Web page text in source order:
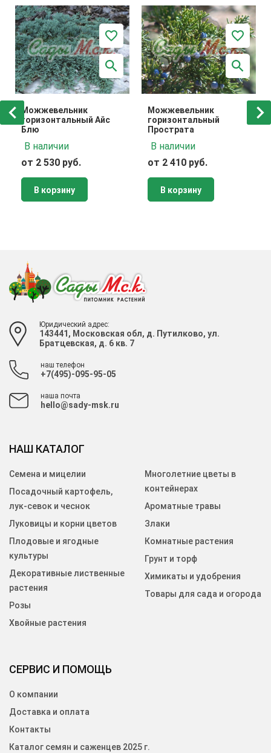
Можжевельник
горизонтальный Айс
Блю
В наличии
от 2 530 руб.
В корзину
Можжевельник
горизонтальный
Прострата
В наличии
от 2 410 руб.
В корзину
Юридический адрес:
143441, Московская обл, д. Путилково, ул.
Братцевская, д. 6 кв. 7
наш телефон
+7(495)-095-95-05
наша почта
hello@sady-msk.ru
СЕРВИС И ПОМОЩЬ
О компании
Доставка и оплата
Контакты
Каталог семян и саженцев 2025 г.
НАШ КАТАЛОГ
Семена и мицелии
Посадочный картофель,
лук-севок и чеснок
Луковицы и корни цветов
Плодовые и ягодные
культуры
Декоративные лиственные
растения
Розы
Хвойные растения
Многолетние цветы в
контейнерах
Ароматные травы
Злаки
Комнатные растения
Грунт и торф
Химикаты и удобрения
Товары для сада и огорода